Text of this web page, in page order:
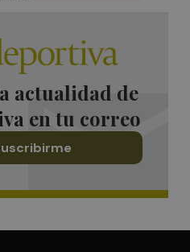
actualidad de
en tu correo